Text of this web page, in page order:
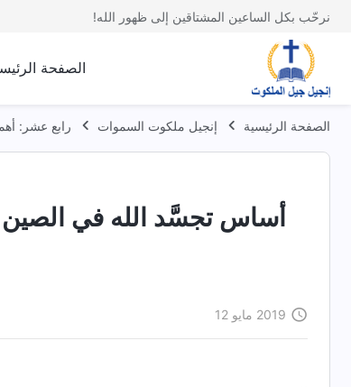
نرحّب بكل الساعين المشتاقين إلى ظهور الله!
الصفحة
الصفحة الرئيسية إنجيل ملكوت السموات رابع عشر:
أساس تجسَّد الله في الصين
2019 مايو 12